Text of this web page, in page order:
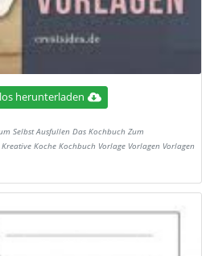
herunterladen
Selbst Ausfullen Das Kochbuch Zum
Koche Kochbuch Vorlage Vorlagen Vorlagen